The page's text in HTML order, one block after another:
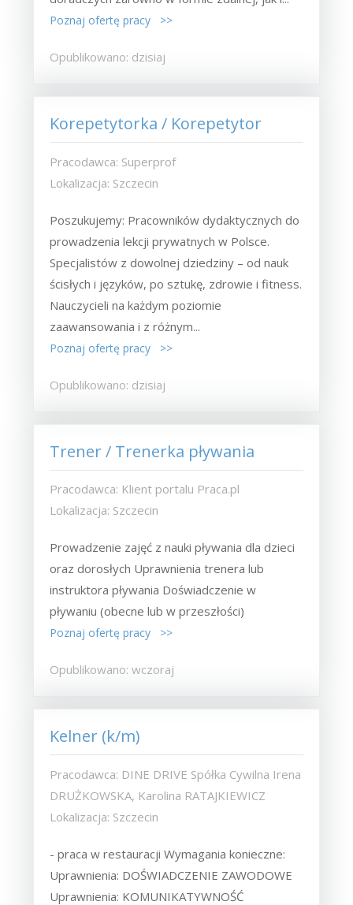
Poznaj ofertę pracy >>
Opublikowano: dzisiaj
Korepetytorka / Korepetytor
Pracodawca: Superprof
Lokalizacja: Szczecin
Poszukujemy: Pracowników dydaktycznych do
prowadzenia lekcji prywatnych w Polsce.
Specjalistów z dowolnej dziedziny – od nauk
ścisłych i języków, po sztukę, zdrowie i fitness.
Nauczycieli na każdym poziomie
zaawansowania i z różnym...
Poznaj ofertę pracy >>
Opublikowano: dzisiaj
Trener / Trenerka pływania
Pracodawca: Klient portalu Praca.pl
Lokalizacja: Szczecin
Prowadzenie zajęć z nauki pływania dla dzieci
oraz dorosłych Uprawnienia trenera lub
instruktora pływania Doświadczenie w
pływaniu (obecne lub w przeszłości)
Poznaj ofertę pracy >>
Opublikowano: wczoraj
Kelner (k/m)
Pracodawca: DINE DRIVE Spółka Cywilna Irena
DRUŻKOWSKA, Karolina RATAJKIEWICZ
Lokalizacja: Szczecin
- praca w restauracji Wymagania konieczne:
Uprawnienia: DOŚWIADCZENIE ZAWODOWE
Uprawnienia: KOMUNIKATYWNOŚĆ